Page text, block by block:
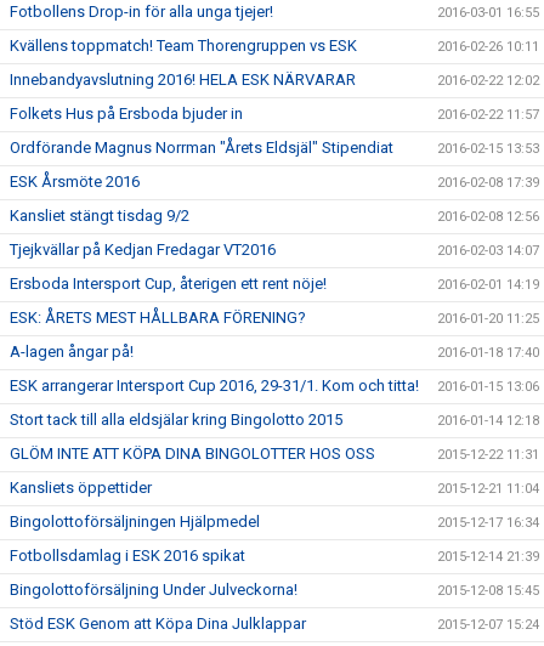
Fotbollens Drop-in för alla unga tjejer! 2016-03-01 16:55
Kvällens toppmatch! Team Thorengruppen vs ESK 2016-02-26 10:11
Innebandyavslutning 2016! HELA ESK NÄRVARAR 2016-02-22 12:02
Folkets Hus på Ersboda bjuder in 2016-02-22 11:57
Ordförande Magnus Norrman "Årets Eldsjäl" Stipendiat 2016-02-15 13:53
ESK Årsmöte 2016 2016-02-08 17:39
Kansliet stängt tisdag 9/2 2016-02-08 12:56
Tjejkvällar på Kedjan Fredagar VT2016 2016-02-03 14:07
Ersboda Intersport Cup, återigen ett rent nöje! 2016-02-01 14:19
ESK: ÅRETS MEST HÅLLBARA FÖRENING? 2016-01-20 11:25
A-lagen ångar på! 2016-01-18 17:40
ESK arrangerar Intersport Cup 2016, 29-31/1. Kom och titta! 2016-01-15 13:06
Stort tack till alla eldsjälar kring Bingolotto 2015 2016-01-14 12:18
GLÖM INTE ATT KÖPA DINA BINGOLOTTER HOS OSS 2015-12-22 11:31
Kansliets öppettider 2015-12-21 11:04
Bingolottoförsäljningen Hjälpmedel 2015-12-17 16:34
Fotbollsdamlag i ESK 2016 spikat 2015-12-14 21:39
Bingolottoförsäljning Under Julveckorna! 2015-12-08 15:45
Stöd ESK Genom att Köpa Dina Julklappar 2015-12-07 15:24